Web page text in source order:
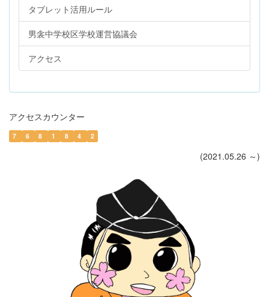
タブレット活用ルール
男衾中学校区学校運営協議会
アクセス
アクセスカウンター
7 6 8 1 8 4 2
(2021.05.26 ～)